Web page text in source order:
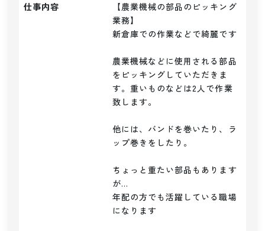
仕事内容
【農業機械の部品のピッキング
業務】
新倉庫での作業などで綺麗です
農業機械などに使用される部品
をピッキングしていただきま
す。重いものなどは2人で作業
致します。
他には、バンドを巻いたり、ラ
ップ巻きをしたり。
ちょっと重たい部品もあります
が...
年配の方でも活躍している職場
になります